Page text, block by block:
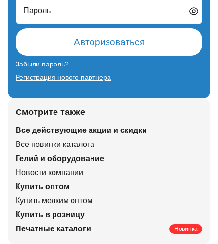
Пароль
Авторизоваться
Забыли пароль?
Регистрация нового партнера
Смотрите также
Все действующие акции и скидки
Все новинки каталога
Гелий и оборудование
Новости компании
Купить оптом
Купить мелким оптом
Купить в розницу
Печатные каталоги
Новинка